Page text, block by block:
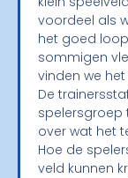
voordeel als
het goed
sommigen
vinden we
De
spelersgroep
over wat het
Hoe de
veld kunnen